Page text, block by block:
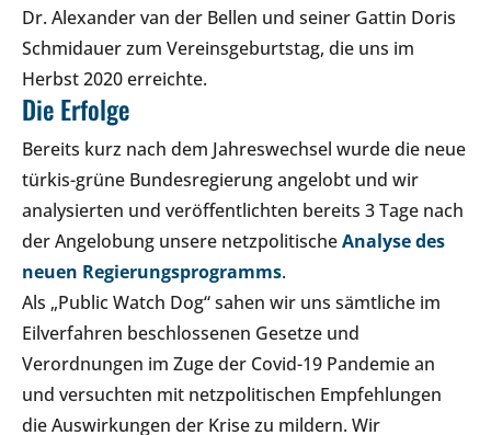
Dr. Alexander van der Bellen und seiner Gattin Doris
Schmidauer zum Vereinsgeburtstag, die uns im
Herbst 2020 erreichte.
Die Erfolge
Bereits kurz nach dem Jahreswechsel wurde die neue
türkis-grüne Bundesregierung angelobt und wir
analysierten und veröffentlichten bereits 3 Tage nach
der Angelobung unsere netzpolitischeAnalyse des
neuen Regierungsprogramms.
Als „Public Watch Dog“ sahen wir uns sämtliche im
Eilverfahren beschlossenen Gesetze und
Verordnungen im Zuge der Covid-19 Pandemie an
und versuchten mit netzpolitischen Empfehlungen
die Auswirkungen der Krise zu mildern. Wir